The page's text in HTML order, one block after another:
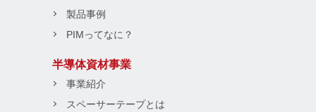
製品事例
PIMってなに？
半導体資材事業
事業紹介
スペーサーテープとは